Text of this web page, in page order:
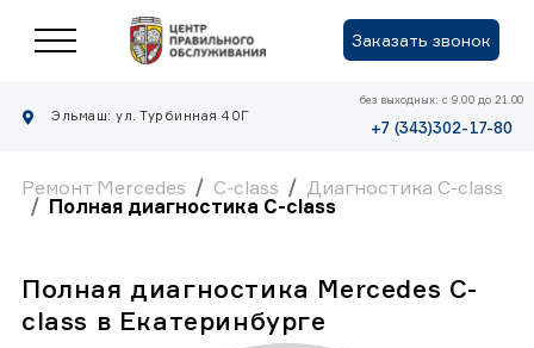
Заказать звонок
Эльмаш: ул. Турбинная 40Г
без выходных: с 9.00 до 21.00
+7 (343)302-17-80
Ремонт Mercedes C-class
Диагностика C-class
Полная диагностика C-class
Полная диагностика Mercedes C-
class в Екатеринбурге